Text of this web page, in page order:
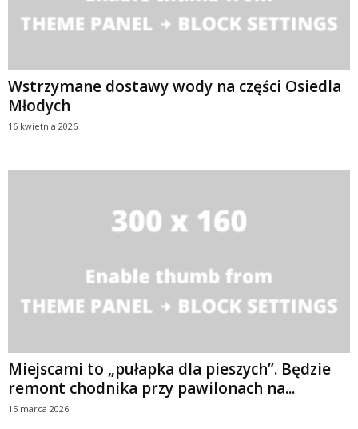
Wstrzymane dostawy wody na części Osiedla
Młodych
16 kwietnia 2026
Miejscami to „pułapka dla pieszych”. Będzie
remont chodnika przy pawilonach na...
15 marca 2026